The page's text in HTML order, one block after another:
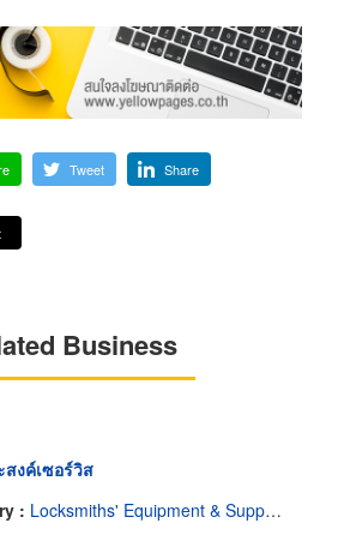
Tweet Share
Business
งค์เซอร์วิส
: Locksmiths' Equipment & Supplies